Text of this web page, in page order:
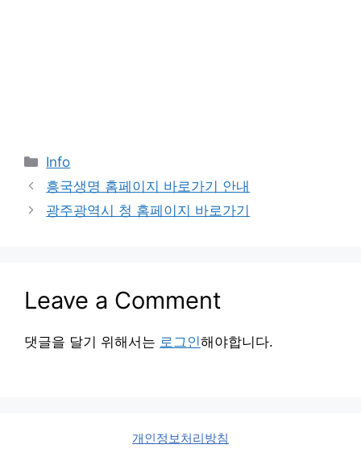
Categories
Info
흥국생명 홈페이지 바로가기 안내
광주광역시 청 홈페이지 바로가기
Leave a Comment
댓글을 달기 위해서는 로그인해야합니다.
개인정보처리방침